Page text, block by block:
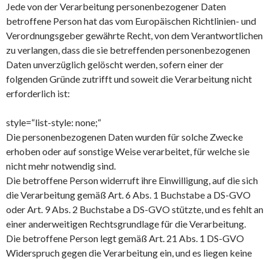
Jede von der Verarbeitung personenbezogener Daten
betroffene Person hat das vom Europäischen Richtlinien- und
Verordnungsgeber gewährte Recht, von dem Verantwortlichen
zu verlangen, dass die sie betreffenden personenbezogenen
Daten unverzüglich gelöscht werden, sofern einer der
folgenden Gründe zutrifft und soweit die Verarbeitung nicht
erforderlich ist:
style=“list-style: none;“
Die personenbezogenen Daten wurden für solche Zwecke
erhoben oder auf sonstige Weise verarbeitet, für welche sie
nicht mehr notwendig sind.
Die betroffene Person widerruft ihre Einwilligung, auf die sich
die Verarbeitung gemäß Art. 6 Abs. 1 Buchstabe a DS-GVO
oder Art. 9 Abs. 2 Buchstabe a DS-GVO stützte, und es fehlt an
einer anderweitigen Rechtsgrundlage für die Verarbeitung.
Die betroffene Person legt gemäß Art. 21 Abs. 1 DS-GVO
Widerspruch gegen die Verarbeitung ein, und es liegen keine